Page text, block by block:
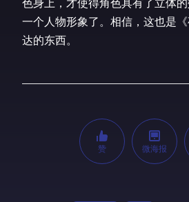
一个人物形象了。相信，这也是
达的东西。
赞 微海报